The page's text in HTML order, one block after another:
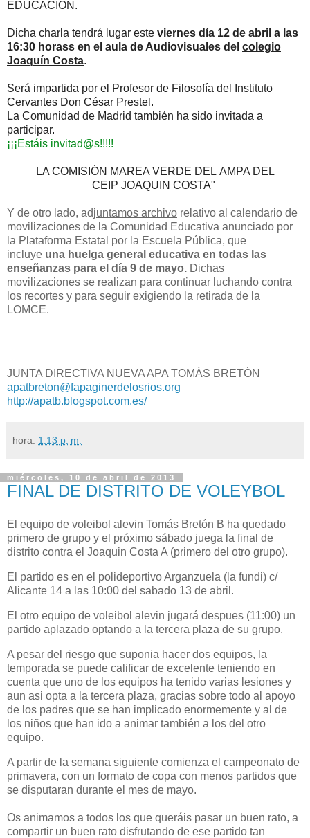
EDUCACIÓN .
Dicha charla tendrá lugar este viernes día 12 de abril a las
16:30 horass en el aula de Audiovisuales del colegio
Joaquín Costa.
Será impartida por el Profesor de Filosofía del Instituto
Cervantes Don César Prestel.
La Comunidad de Madrid también ha sido invitada a
participar.
¡¡¡Estáis invitad@s!!!!!
LA COMISIÓN MAREA VERDE DEL AMPA DEL
CEIP JOAQUIN COSTA"
Y de otro lado, adjuntamos archivo relativo al calendario de
movilizaciones de la Comunidad Educativa anunciado por
la Plataforma Estatal por la Escuela Pública, que
incluye una huelga general educativa en todas las
enseñanzas para el día 9 de mayo. Dichas
movilizaciones se realizan para continuar luchando contra
los recortes y para seguir exigiendo la retirada de la
LOMCE.
JUNTA DIRECTIVA NUEVA APA TOMÁS BRETÓN
apatbreton@fapaginerdelosrios.org
http://apatb.blogspot.com.es/
hora: 1:13 p. m.
miércoles, 10 de abril de 2013
FINAL DE DISTRITO DE VOLEYBOL
El equipo de voleibol alevin Tomás Bretón B ha quedado
primero de grupo y el próximo sábado juega la final de
distrito contra el Joaquin Costa A (primero del otro grupo).
El partido es en el polideportivo Arganzuela (la fundi) c/
Alicante 14 a las 10:00 del sabado 13 de abril.
El otro equipo de voleibol alevin jugará despues (11:00) un
partido aplazado optando a la tercera plaza de su grupo.
A pesar del riesgo que suponia hacer dos equipos, la
temporada se puede calificar de excelente teniendo en
cuenta que uno de los equipos ha tenido varias lesiones y
aun asi opta a la tercera plaza, gracias sobre todo al apoyo
de los padres que se han implicado enormemente y al de
los niños que han ido a animar también a los del otro
equipo.
A partir de la semana siguiente comienza el campeonato de
primavera, con un formato de copa con menos partidos que
se disputaran durante el mes de mayo.
Os animamos a todos los que queráis pasar un buen rato, a
compartir un buen rato disfrutando de ese partido tan